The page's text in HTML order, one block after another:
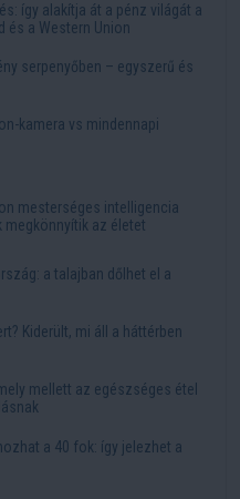
így alakítja át a pénz világát a
és a Western Union
serpenyőben – egyszerű és
kamera vs mindennapi
mesterséges intelligencia
megkönnyítik az életet
a talajban dőlhet el a
Kiderült, mi áll a háttérben
mellett az egészséges étel
a 40 fok: így jelezhet a